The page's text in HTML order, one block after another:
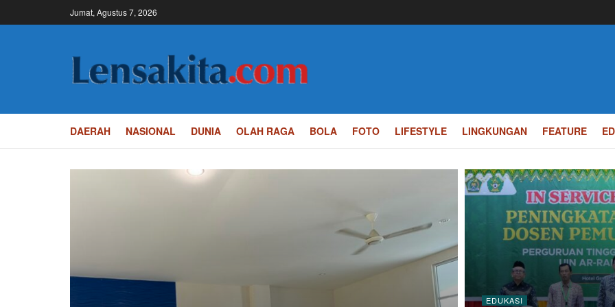
Jumat, Agustus 7, 2026
DAERAH NASIONAL DUNIA OLAH RAGA BOLA FOTO LIFESTYLE LINGKUNGAN FEATURE
EDUKASI